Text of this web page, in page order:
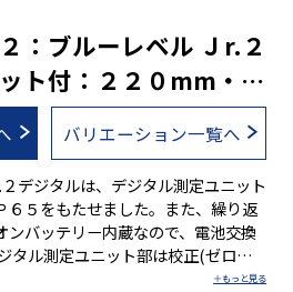
：ブルーレベル Ｊr.２
ト付：２２０mm・防
ト付気泡管・充電池
バリエーション一覧へ
デジタルは、デジタル測定ユニット
６５をもたせました。また、繰り返
ンバッテリー内蔵なので、電池交換
タル測定ユニット部は校正(ゼロ点
比較測定(ゼロセット)機能・バック